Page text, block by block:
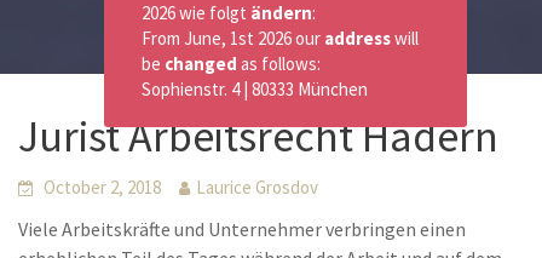
Jurist Arbeitsrecht Hadern
October 2, 2018 Laurice Grosdov
Viele Arbeitskräfte und Unternehmer verbringen einen
2026 wie folgt ändern:
From June, 1st 2026 our addresswill
be changed as follows:
Sophienstr. 4 | 80333 München